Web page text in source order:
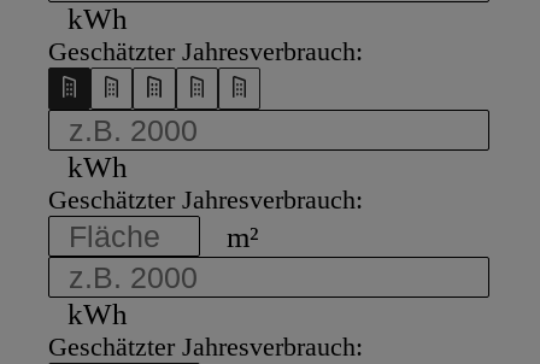
kWh
Geschätzter Jahresverbrauch:
kWh
Geschätzter Jahresverbrauch:
m²
kWh
Geschätzter Jahresverbrauch: